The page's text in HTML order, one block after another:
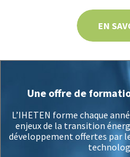
EN
Une offre de
L’IHETEN forme chaque
enjeux de la transition
développement offertes par